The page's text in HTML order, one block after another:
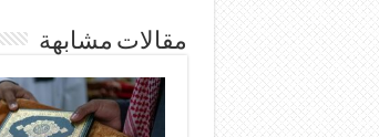
مقالات مشابهة